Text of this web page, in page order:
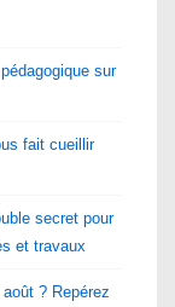
sur
fait cueillir
secret pour
et travaux
? Repérez